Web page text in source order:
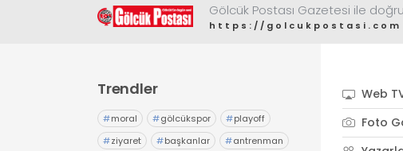
Gölcük Postası Gazetesi ile
https://golcukpostasi.com
Trendler
#moral #gölcükspor #playoff
#ziyaret #başkanlar #antrenman
Web
Foto